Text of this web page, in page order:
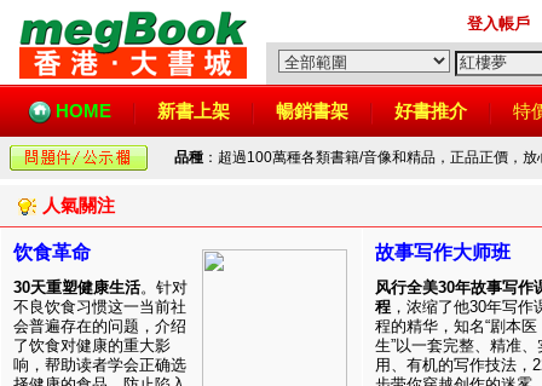
登入帳戶
HOME 新書上架 暢銷書架 好書推介 特
品種 ：超過100萬種各類書籍/音像和精品，正品正價，
人氣關注
饮食革命
30天重塑健康生活。针对
不良饮食习惯这一当前社
会普遍存在的问题，介绍
了饮食对健康的重大影
响，帮助读者学会正确选
故事写作大师班
风行全美30年故事写作
程 ，浓缩了他30年写作
程的精华，知名“剧本医
生”以一套完整、精准、
用、有机的写作技法，